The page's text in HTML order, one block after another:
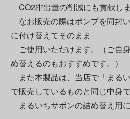
CO2排出量の削減にも貢献しま
なお販売の際はポンプを同封
に付け替えてそのまま
ご使用いただけます。（ご自
め替えるのもおすすめです。）
また本製品は、当店で「まる
で販売しているものと同じ中身
まるいちサボンの詰め替え用